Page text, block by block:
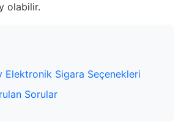
olabilir.
Elektronik Sigara Seçenekleri
Sorular